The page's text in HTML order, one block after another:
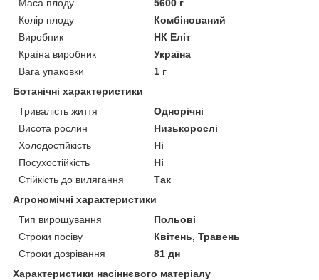
Маса плоду
5600 г
Колір плоду
Комбінований
Виробник
НК Еліт
Країна виробник
Україна
Вага упаковки
1 г
Ботанічні характеристики
Тривалість життя
Однорічні
Висота рослин
Низькорослі
Холодостійкість
Ні
Посухостійкість
Ні
Стійкість до вилягання
Так
Агрономічні характеристики
Тип вирощування
Польові
Строки посіву
Квітень, Травень
Строки дозрівання
81 дн
Характеристики насіннєвого матеріалу